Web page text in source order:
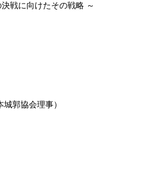
戦に向けたその戦略 ～
郭協会理事）